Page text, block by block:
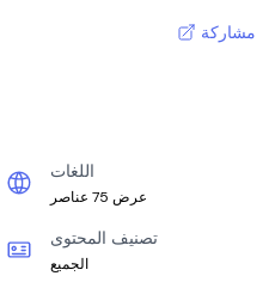
مشاركة
اللغات
عرض 75 عناصر
تصنيف المحتوى
الجميع